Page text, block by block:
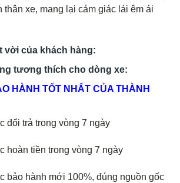
thân xe, mang lại cảm giác lái êm ái
vời của khách hàng:
tương thích cho dòng xe:
HÀNH TỐT NHẤT CỦA THÀNH
đổi trả trong vòng 7 ngày
hoàn tiền trong vòng 7 ngày
bảo hành mới 100%, đúng nguồn gốc